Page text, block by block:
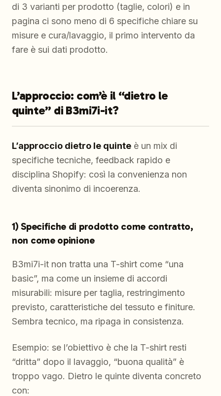
di 3 varianti per prodotto (taglie, colori) e in
pagina ci sono meno di 6 specifiche chiare su
misure e cura/lavaggio, il primo intervento da
fare è sui dati prodotto.
L’approccio: com’è il “dietro le
quinte” di B3mi7i-it?
L’approccio dietro le quinte è un mix di
specifiche tecniche, feedback rapido e
disciplina Shopify: così la convenienza non
diventa sinonimo di incoerenza.
1) Specifiche di prodotto come contratto,
non come opinione
B3mi7i-it non tratta una T-shirt come “una
basic”, ma come un insieme di accordi
misurabili: misure per taglia, restringimento
previsto, caratteristiche del tessuto e finiture.
Sembra tecnico, ma ripaga in consistenza.
Esempio: se l’obiettivo è che la T-shirt resti
“dritta” dopo il lavaggio, “buona qualità” è
troppo vago. Dietro le quinte diventa concreto
con: